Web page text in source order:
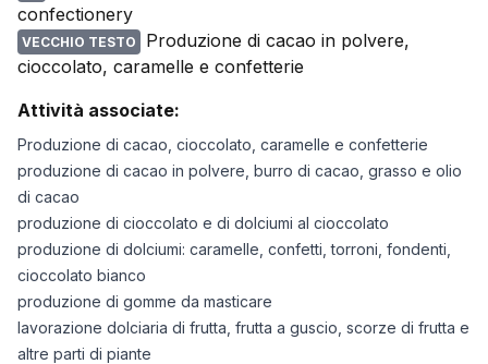
confectionery
VECCHIO TESTO
Produzione di cacao in polvere,
cioccolato, caramelle e confetterie
Attività associate:
Produzione di cacao, cioccolato, caramelle e confetterie
produzione di cacao in polvere, burro di cacao, grasso e olio
di cacao
produzione di cioccolato e di dolciumi al cioccolato
produzione di dolciumi: caramelle, confetti, torroni, fondenti,
cioccolato bianco
produzione di gomme da masticare
lavorazione dolciaria di frutta, frutta a guscio, scorze di frutta e
altre parti di piante